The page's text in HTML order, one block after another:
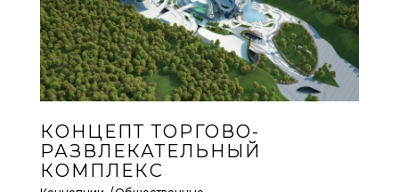
КОНЦЕПТ ТОРГОВО-
РАЗВЛЕКАТЕЛЬНЫЙ
КОМПЛЕКС